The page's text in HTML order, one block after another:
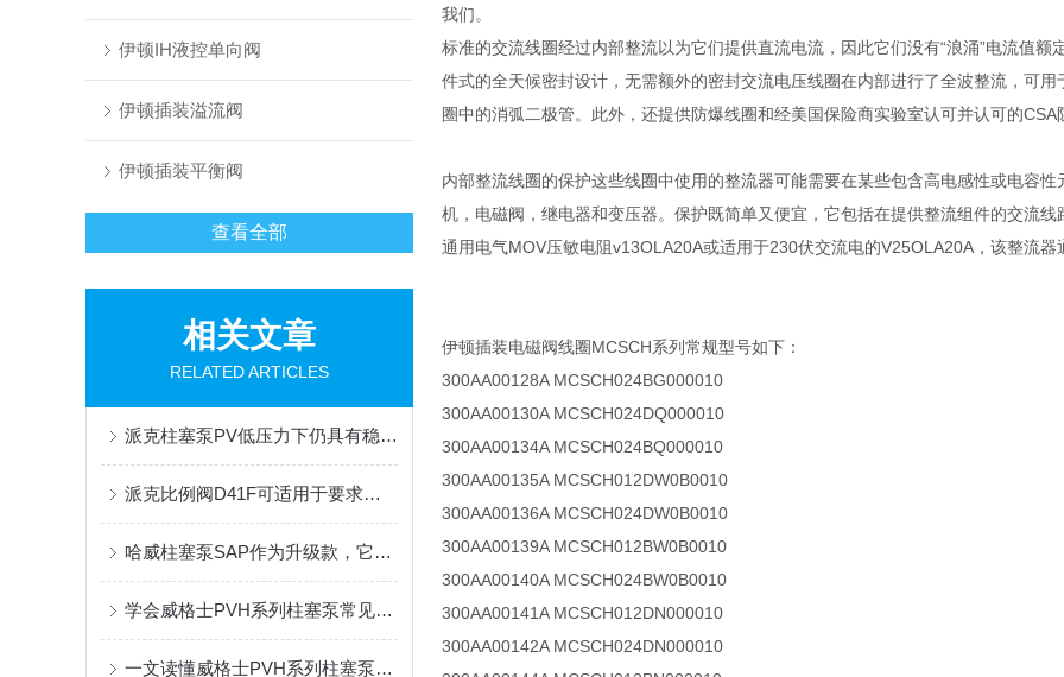
伊顿IH液控单向阀
伊顿插装溢流阀
伊顿插装平衡阀
查看全部
相关文章
RELATED ARTICLES
派克柱塞泵PV低压力下仍具有稳定的补偿调节功能
派克比例阀D41F可适用于要求高精度控制的复杂系统
哈威柱塞泵SAP作为升级款，它的优势和特点有很多
学会威格士PVH系列柱塞泵常见故障排除，既省心又省钱
一文读懂威格士PVH系列柱塞泵结构组成，就是这么简单
我们。
标准的交流线圈经过内部整流以为它们提供直流电流，因此它们没有“浪涌”电流值
件式的全天候密封设计，无需额外的密封交流电压线圈在内部进行了全波整流，可
圈中的消弧二极管。此外，还提供防爆线圈和经美国保险商实验室认可并认可的CSA
内部整流线圈的保护这些线圈中使用的整流器可能需要在某些包含高电感性或电容
机，电磁阀，继电器和变压器。保护既简单又便宜，它包括在提供整流组件的交流
通用电气MOV压敏电阻v13OLA20A或适用于230伏交流电的V25OLA20A，该整流
伊顿插装电磁阀线圈MCSCH系列常规型号如下：
300AA00128A MCSCH024BG000010
300AA00130A MCSCH024DQ000010
300AA00134A MCSCH024BQ000010
300AA00135A MCSCH012DW0B0010
300AA00136A MCSCH024DW0B0010
300AA00139A MCSCH012BW0B0010
300AA00140A MCSCH024BW0B0010
300AA00141A MCSCH012DN000010
300AA00142A MCSCH024DN000010